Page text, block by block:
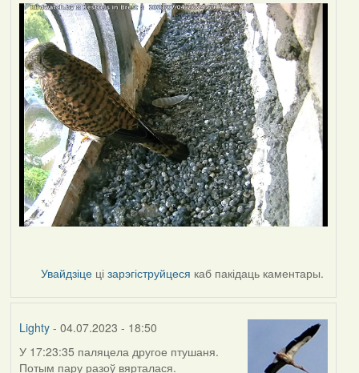
Увайдзіце цізарэгіструйцеся каб пакідаць каментары.
Lighty- 04.07.2023 - 18:50
У 17:23:35 паляцела другое птушаня.
Потым пару разоў вярталася.